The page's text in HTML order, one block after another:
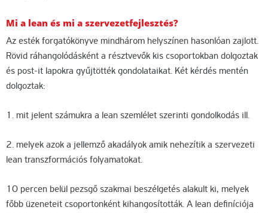
Mi a lean és mi a szervezetfejlesztés?
Az esték forgatókönyve mindhárom helyszínen hasonlóan zajlott.
Rövid ráhangolódásként a résztvevők kis csoportokban dolgoztak
és post-it lapokra gyűjtötték gondolataikat. Két kérdés mentén
dolgoztak:
1. mit jelent számukra a lean szemlélet szerinti gondolkodás ill.
2. melyek azok a jellemző akadályok amik nehezítik a szervezeti
lean transzformációs folyamatokat.
10 percen belül pezsgő szakmai beszélgetés alakult ki, melyek
főbb üzeneteit csoportonként kihangosították. A lean definíciója